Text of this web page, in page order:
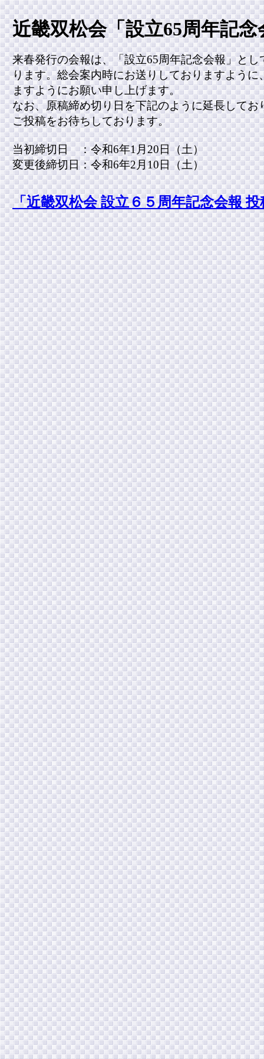
近畿双松会「設立65周年記
来春発行の会報は、「設立65周年記念会報」と
ります。総会案内時にお送りしておりますよう
ますようにお願い申し上げます。
なお、原稿締め切り日を下記のように延長してお
ご投稿をお待ちしております。
当初締切日 ：令和6年1月20日（土）
変更後締切日：令和6年2月10日（土）
「近畿双松会 設立６５周年記念会報 投